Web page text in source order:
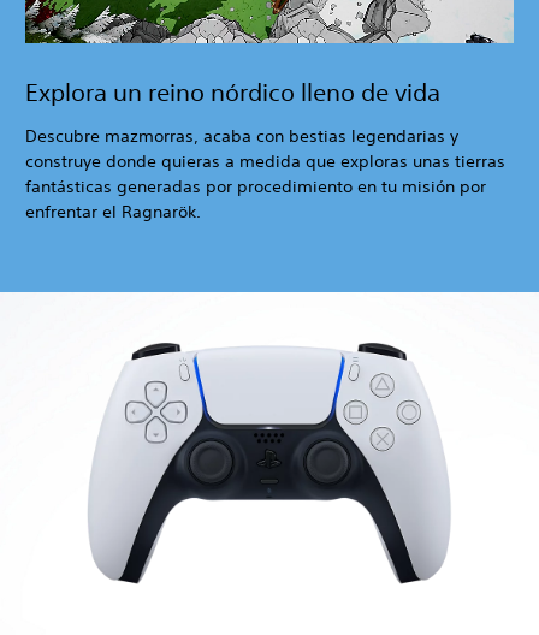
Explora un reino nórdico lleno de vida
Descubre mazmorras, acaba con bestias legendarias y
construye donde quieras a medida que exploras unas tierras
fantásticas generadas por procedimiento en tu misión por
enfrentar el Ragnarök.